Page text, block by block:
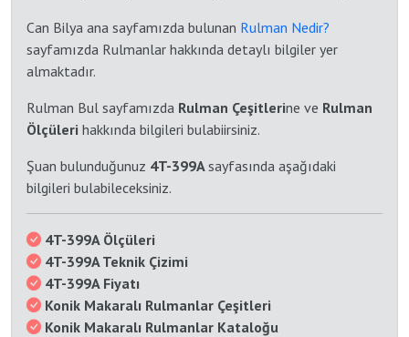
Can Bilya ana sayfamızda bulunan Rulman Nedir?
sayfamızda Rulmanlar hakkında detaylı bilgiler yer
almaktadır.
Rulman Bul sayfamızda Rulman Çeşitlerine ve Rulman
Ölçüleri hakkında bilgileri bulabiirsiniz.
Şuan bulunduğunuz 4T-399A sayfasında aşağıdaki
bilgileri bulabileceksiniz.
4T-399A Ölçüleri
4T-399A Teknik Çizimi
4T-399A Fiyatı
Konik Makaralı Rulmanlar Çeşitleri
Konik Makaralı Rulmanlar Kataloğu